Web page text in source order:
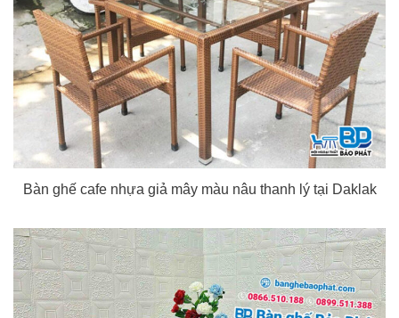
Bàn ghế cafe nhựa giả mây màu nâu thanh lý tại Daklak